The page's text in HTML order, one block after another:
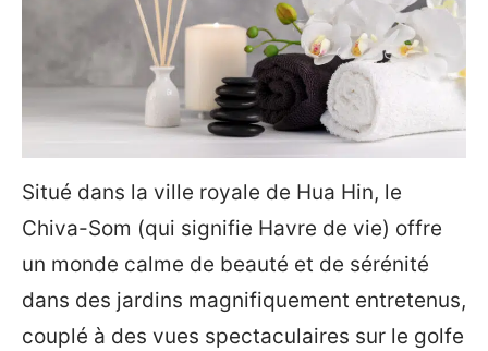
Situé dans la ville royale de Hua Hin, le
Chiva-Som (qui signifie Havre de vie) offre
un monde calme de beauté et de sérénité
dans des jardins magnifiquement entretenus,
couplé à des vues spectaculaires sur le golfe